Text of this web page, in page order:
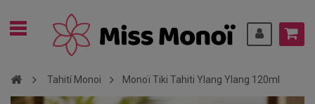
Tahití Monoi Monoï Tiki Tahiti Ylang Ylang 120ml